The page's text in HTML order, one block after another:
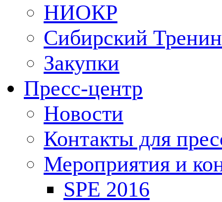
НИОКР
Сибирский
Закупки
Пресс-центр
Новости
Контакты для
Мероприятия и
SPE 2016